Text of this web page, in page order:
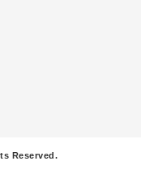
Reserved.